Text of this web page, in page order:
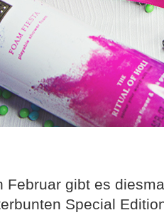
Februar gibt es
Special